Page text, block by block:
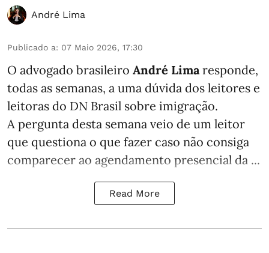
André Lima
Publicado a: 07 Maio 2026, 17:30
O advogado brasileiro André Limaresponde,
todas as semanas, a uma dúvida dos leitores e
leitoras do DN Brasil sobre imigração.
A pergunta desta semana veio de um leitor
que questiona o que fazer caso não consiga
comparecer ao agendamento presencial da ...
Read More